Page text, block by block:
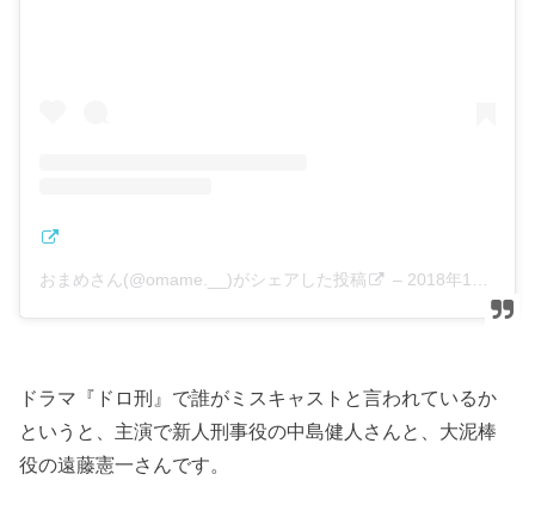
おまめさん(@omame.__)がシェアした投稿 – 2018年10月月7日午前2時32分PDT
ドラマ『ドロ刑』で誰がミスキャストと言われているか
というと、主演で新人刑事役の中島健人さんと、大泥棒
役の遠藤憲一さんです。